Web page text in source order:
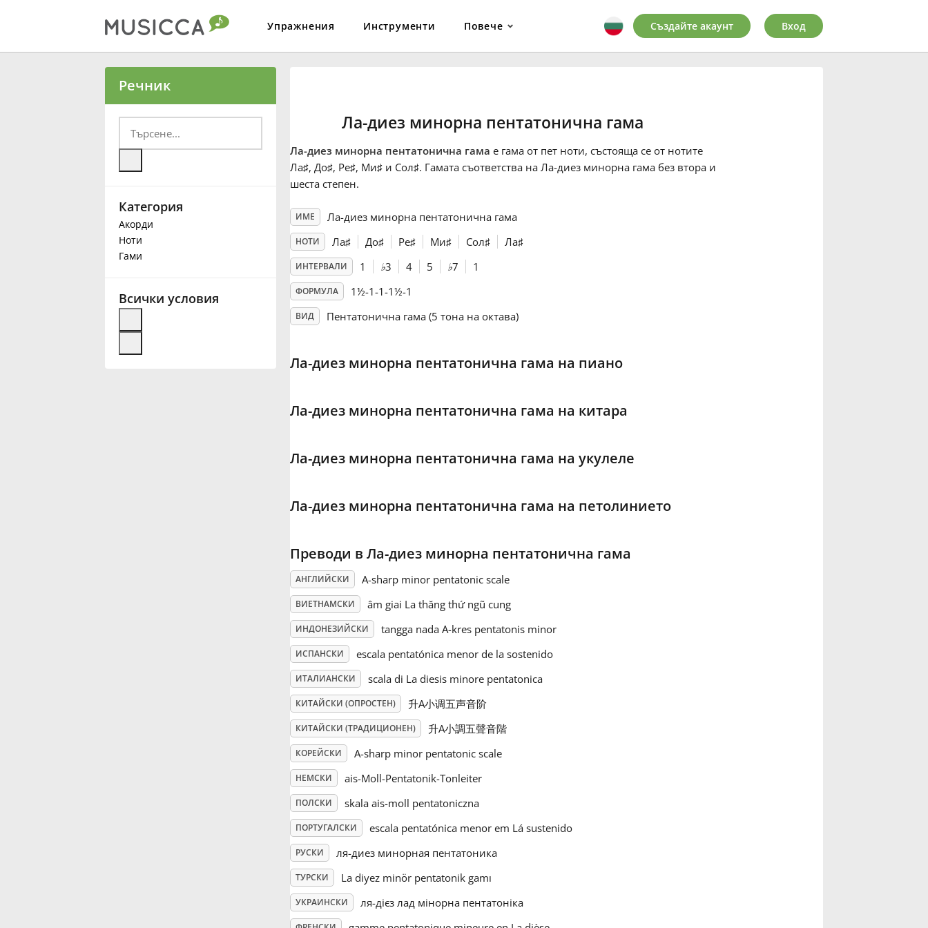
Упражнения Инструменти Повече
Български
Deutsch
Français
Създайте акаунт Вход
Речник
Категория
Акорди
Ноти
Гами
Всички условия
Ла-диез минорна пентатонична гама
Ла-диез минорна пентатонична гама е гама от пет ноти, състояща се от нотите
Ла♯, До♯, Ре♯, Ми♯и Сол♯. Гамата съответства на Ла-диез минорна гама без втора и
шеста степен.
ИМЕ Ла-диез минорна пентатонична гама
НОТИ Ла♯ До♯ Ре♯ Ми♯ Сол♯ Ла♯
ИНТЕРВАЛИ 1 ♭3 4 5 ♭7 1
ФОРМУЛА 1½-1-1-1½-1
ВИД Пентатонична гама (5 тона на октава)
Ла-диез минорна пентатонична гама на пиано
Ла-диез минорна пентатонична гама на китара
Ла-диез минорна пентатонична гама на укулеле
Ла-диез минорна пентатонична гама на петолинието
Преводи в Ла-диез минорна пентатонична гама
АНГЛИЙСКИ A-sharp minor pentatonic scale
ВИЕТНАМСКИ âm giai La thăng thứ ngũ cung
ИНДОНЕЗИЙСКИ tangga nada A-kres pentatonis minor
ИСПАНСКИ escala pentatónica menor de la sostenido
ИТАЛИАНСКИ scala di La diesis minore pentatonica
КИТАЙСКИ (ОПРОСТЕН) 升A小调五声音阶
КИТАЙСКИ (ТРАДИЦИОНЕН) 升A小調五聲音階
КОРЕЙСКИ A-sharp minor pentatonic scale
НЕМСКИ ais-Moll-Pentatonik-Tonleiter
ПОЛСКИ skala ais-moll pentatoniczna
ПОРТУГАЛСКИ escala pentatónica menor em Lá sustenido
РУСКИ ля-диез минорная пентатоника
ТУРСКИ La diyez minör pentatonik gamı
УКРАИНСКИ ля-дієз лад мінорна пентатоніка